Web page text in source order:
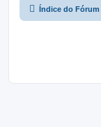
Índice do Fórum